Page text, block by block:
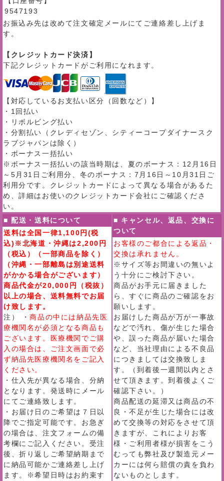
9547193
お振込み先は改めて注文確定メールにてご連絡差し上げま
す。
【クレジットカード決済】
下記クレジットカードがご利用になれます。
【対応しているお支払い区分（回数など）】
・1回払い
・リボルビング払い
・分割払い（クレディセゾン、シティーコープダイナースク
ラブジャパンは除く）
・ボーナス一括払い
※ボーナス一括払いの該当時期は、夏のボーナス：12月16日
～5月31日ご利用分、冬のボーナス：7月16日～10月31日ご
利用分です。クレジットカードによって異なる場合があるた
め、詳細はお使いのクレジットカード会社にご確認くださ
い。
■ 配送・送料について
送料は全国一律1,100円(税
込)※北海道・沖縄は2,200円
（税込）（一部商品を除く）
（沖縄・一部離島は別途送料
がかかる場合がございます）
商品代金が20,000円（税抜）
以上の場合、送料無料でお届
け致します。
注） ・商品の中には納品先医
療機関名が必須となる商品も
ございます。医療機関でご購
入の場合は、ご注文画面で必
ず納品先医療機関名をご記入
ください。
・仕入先が異なる場合、分納
となります。発送時にメール
にてご連絡致します。
・お届け日のご希望は７日以
降でご指定可能です。お急ぎ
の場合は、注文フォームの備
考欄にご記入ください。受注
後、折り返しご希望納期まで
に納品可能かご連絡差し上げ
ます。※希望日時はお約束す
■ キャンセル、返品、交換に
ついて
お客様のご都合による返品・
交換は承れません。
※サイズ等お間違いの無いよ
う十分にご検討下さい。
商品がお手元に届きました
ら、すぐに商品のご確認をお
願いします。
お届けした商品が万が一事故
などで汚れ、傷が生じた場合
や、誤った商品が届いた場合
など、当社理由による不良品
につきましては交換致しま
す。（到着後一週間以内とさ
せて頂きます。到着後よくご
確認下さい。）
商品配送の延滞又は商品の不
良・不足が生じた場合には改
めて交換等の対応をさせて頂
きますが、これによりお客
様・ご利用者様が損害をこう
むっても弊社及び製造元メー
カーには何ら賠償の責を負わ
ないものとします。